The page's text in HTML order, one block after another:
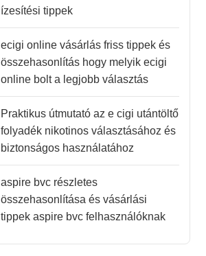
ízesítési tippek
ecigi online vásárlás friss tippek és
összehasonlítás hogy melyik ecigi
online bolt a legjobb választás
Praktikus útmutató az e cigi utántöltő
folyadék nikotinos választásához és
biztonságos használatához
aspire bvc részletes
összehasonlítása és vásárlási
tippek aspire bvc felhasználóknak